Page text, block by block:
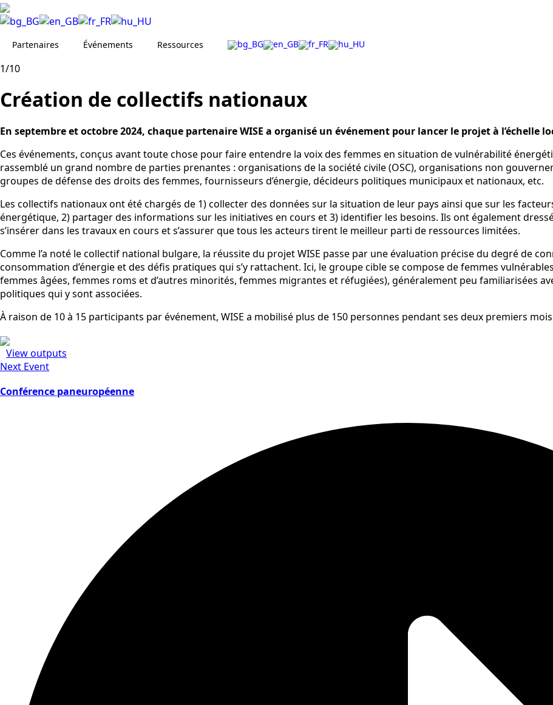
Partenaires Événements Ressources
1/10
Création de collectifs nationaux
En septembre et octobre 2024, chaque partenaire WISE a organisé un événement pour lancer le projet à l’échelle
Ces événements, conçus avant toute chose pour faire entendre la voix des femmes en situation de vulnérabilité
rassemblé un grand nombre de parties prenantes : organisations de la société civile (OSC), organisations non
groupes de défense des droits des femmes, fournisseurs d’énergie, décideurs politiques municipaux et nationaux, etc.
Les collectifs nationaux ont été chargés de 1) collecter des données sur la situation de leur pays ainsi que sur les
énergétique, 2) partager des informations sur les initiatives en cours et 3) identifier les besoins. Ils ont également
s’insérer dans les travaux en cours et s’assurer que tous les acteurs tirent le meilleur parti de ressources limitées.
Comme l’a noté le collectif national bulgare, la réussite du projet WISE passe par une évaluation précise du degré de
consommation d’énergie et des défis pratiques qui s’y rattachent. Ici, le groupe cible se compose de femmes
femmes âgées, femmes roms et d’autres minorités, femmes migrantes et réfugiées), généralement peu familiarisées
politiques qui y sont associées.
À raison de 10 à 15 participants par événement, WISE a mobilisé plus de 150 personnes pendant ses deux premiers mois
View outputs
Next Event
Conférence paneuropéenne